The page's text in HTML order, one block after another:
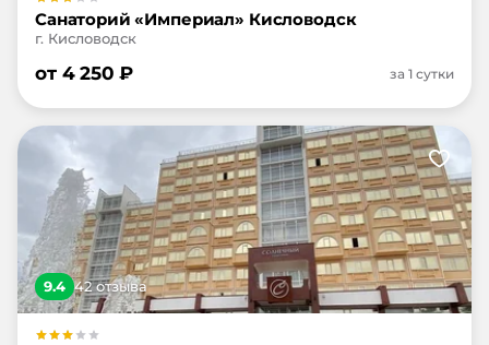
Санаторий «Империал» Кисловодск
г. Кисловодск
от 4 250 ₽ за 1 сутки
9.4 42отзыва